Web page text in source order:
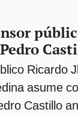
Ricardo
asume
Castillo